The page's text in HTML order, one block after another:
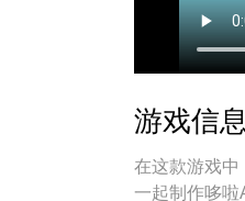
游戏信息
在这款游戏中
一起制作哆啦